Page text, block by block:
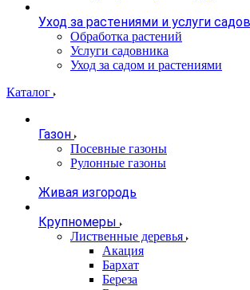
Уход за растениями и услуги
Обработка растений
Услуги садовника
Уход за садом и растениями
Каталог
Газон
Посевные газоны
Рулонные газоны
Живая изгородь
Крупномеры
Лиственные деревья
Акация
Бархат
Береза